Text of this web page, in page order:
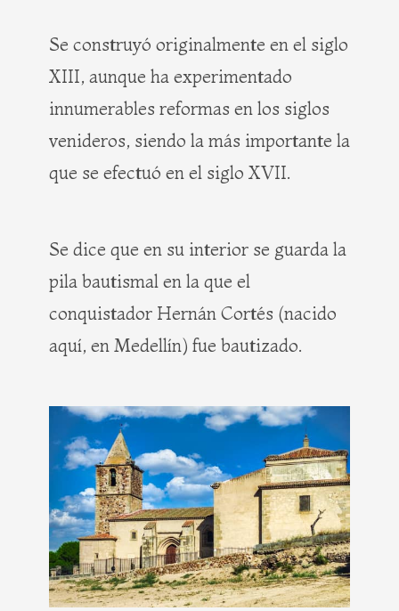
Se construyó originalmente en el siglo
XIII, aunque ha experimentado
innumerables reformas en los siglos
venideros, siendo la más importante la
que se efectuó en el siglo XVII.
Se dice que en su interior se guarda la
pila bautismal en la que el
conquistador Hernán Cortés (nacido
aquí, en Medellín) fue bautizado.